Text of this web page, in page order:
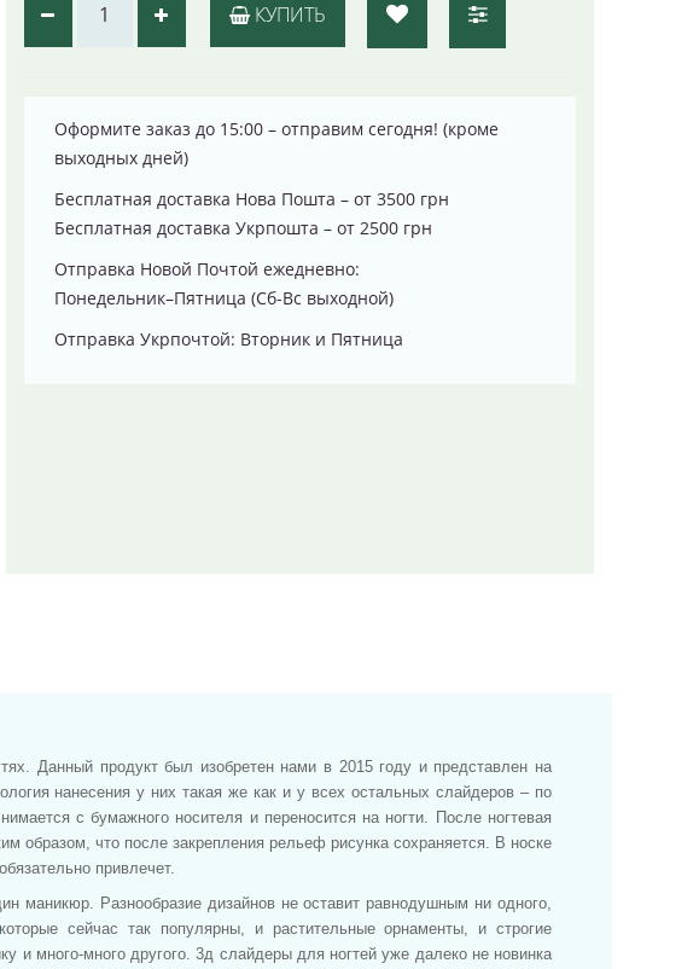
КУПИТЬ
Оформите заказ до 15:00 – отправим сегодня! (кроме
выходных дней)
Бесплатная доставка Нова Пошта – от 3500 грн
Бесплатная доставка Укрпошта – от 2500 грн
Отправка Новой Почтой ежедневно:
Понедельник–Пятница (Сб-Вс выходной)
Отправка Укрпочтой: Вторник и Пятница
Данный продукт был изобретен нами в 2015 году и представлен на
нанесения у них такая же как и у всех остальных слайдеров – по
с бумажного носителя и переносится на ногти. После ногтевая
образом, что после закрепления рельеф рисунка сохраняется. В носке
привлечет.
маникюр. Разнообразие дизайнов не оставит равнодушным ни одного,
сейчас так популярны, и растительные орнаменты, и строгие
и много-много другого. 3д слайдеры для ногтей уже далеко не новинка